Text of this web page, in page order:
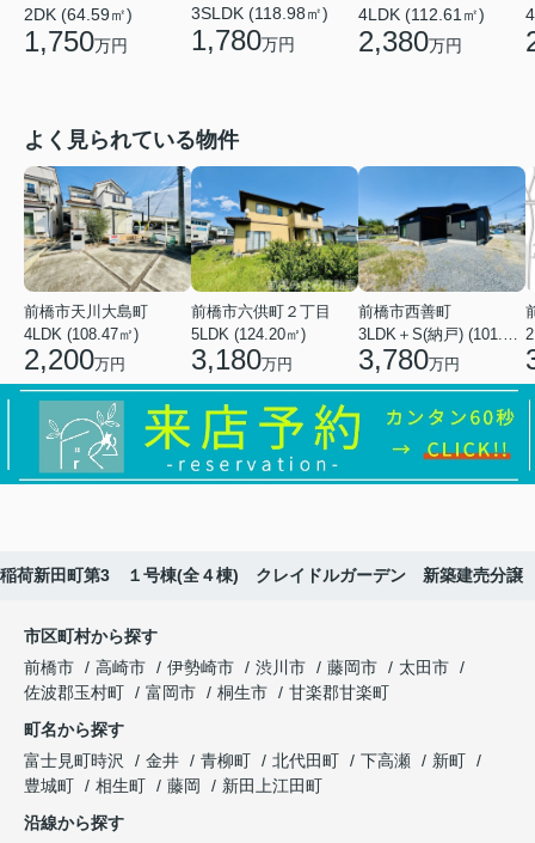
2DK (64.59㎡)
1,750万円
3SLDK (118.98㎡)
1,780万円
4LDK (112.61㎡)
2,380万円
よく見られている物件
前橋市天川大島町
4LDK (108.47㎡)
2,200万円
前橋市六供町２丁目
5LDK (124.20㎡)
3,180万円
前橋市西善町
3,780万円
稲荷新田町第3 １号棟(全４棟) クレイドルガーデン 新築建売分譲
市区町村から探す
前橋市
高崎市 伊勢崎市 渋川市 藤岡市
太田市
佐波郡玉村町
富岡市 桐生市
甘楽郡甘楽町
町名から探す
富士見町時沢
金井 青柳町 北代田町 下高瀬
新町
豊城町
相生町 藤岡
新田上江田町
沿線から探す